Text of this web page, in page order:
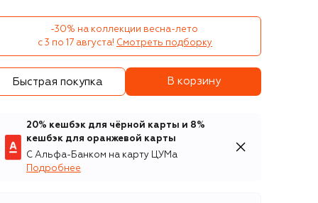
-30% на коллекции весна-лето
с 3 по 17 августа! Смотреть подборку
Быстрая покупка В корзину
20% кешбэк для чёрной карты и 8%
кешбэк для оранжевой карты
С Альфа-Банком на карту ЦУМа
Подробнее